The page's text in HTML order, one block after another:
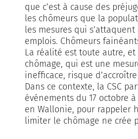
que c’est à cause des
les chômeurs que la
les mesures qui s’attaquent
emplois. Chômeurs
La réalité est toute autre, et
chômage, qui est une
inefficace, risque
Dans ce contexte, la CSC
événements du 17 octobre
en Wallonie, pour rappeler
limiter le chômage ne crée